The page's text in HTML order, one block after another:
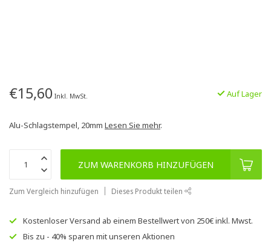
€15,60 Inkl. MwSt. Auf Lager
Alu-Schlagstempel, 20mm Lesen Sie mehr.
ZUM WARENKORB HINZUFÜGEN
Zum Vergleich hinzufügen Dieses Produkt teilen
Kostenloser Versand ab einem Bestellwert von 250€inkl. Mwst.
Bis zu - 40% sparen mit unseren Aktionen